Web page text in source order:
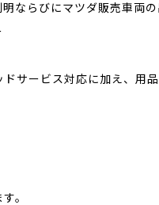
ならびにマツダ販売車両
サービス対応に加え、用
。